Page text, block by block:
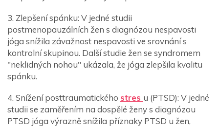
3. Zlepšení spánku: V jedné studii
postmenopauzálních žen s diagnózou nespavosti
jóga snížila závažnost nespavosti ve srovnání s
kontrolní skupinou. Další studie žen se syndromem
"neklidných nohou" ukázala, že jóga zlepšila kvalitu
spánku.
4. Snížení posttraumatického stres u (PTSD): V jedné
studii se zaměřením na dospělé ženy s diagnózou
PTSD jóga výrazně snížila příznaky PTSD u žen,